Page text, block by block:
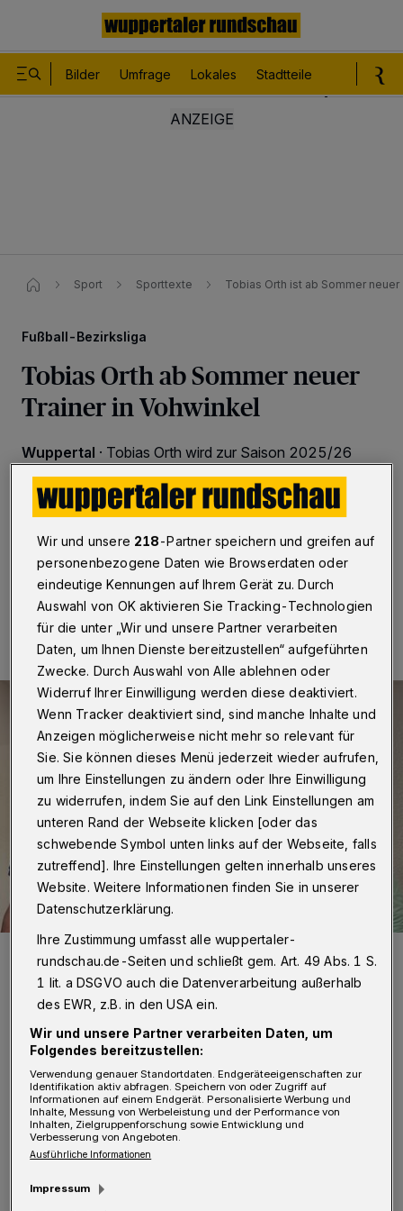
Bilder Umfrage Lokales Stadtteile
Sport Sporttexte Tobias Orth ist ab Sommer
Fußball-Bezirksliga
Tobias Orth ab Sommer neuer
Trainer in Vohwinkel
Wuppertal · Tobias Orth wird zur Saison 2025/26
Chefcoach des Fußball-Bezirksligisten FSV Vohwinkel.
Ab sofort fungiert er als weiterer Co-Trainer neben
Olaf Foit. Bis zum Sommer behält der Sportliche Leiter
31.03.2025 , 21:32 Uhr 2 Minuten Lesezeit
Tobias Orth (li.) und Olaf Foit.
Foto: FSV Vohwinkel
„Ich bin im Sommer 2023 vom Cronenberger
SC in den Fuchsbau zum FSV gewechselt, habe
hier ein gutes Umfeld angetroffen und mich
war es als Spieler und ist es auch weiterhin,
Wir und unsere 218-Partner speichern und greifen auf
personenbezogene Daten wie Browserdaten oder
eindeutige Kennungen auf Ihrem Gerät zu. Durch
Auswahl von OK aktivieren Sie Tracking-Technologien
für die unter „Wir und unsere Partner verarbeiten
Daten, um Ihnen Dienste bereitzustellen“ aufgeführten
Zwecke. Durch Auswahl von Alle ablehnen oder
Widerruf Ihrer Einwilligung werden diese deaktiviert.
Wenn Tracker deaktiviert sind, sind manche Inhalte und
Anzeigen möglicherweise nicht mehr so relevant für
Sie. Sie können dieses Menü jederzeit wieder aufrufen,
um Ihre Einstellungen zu ändern oder Ihre Einwilligung
zu widerrufen, indem Sie auf den Link Einstellungen am
unteren Rand der Webseite klicken [oder das
schwebende Symbol unten links auf der Webseite, falls
zutreffend]. Ihre Einstellungen gelten innerhalb unseres
Website. Weitere Informationen finden Sie in unserer
Datenschutzerklärung.
Ihre Zustimmung umfasst alle wuppertaler-
rundschau.de-Seiten und schließt gem. Art. 49 Abs. 1 S.
1 lit. a DSGVO auch die Datenverarbeitung außerhalb
des EWR, z.B. in den USA ein.
Wir und unsere Partner verarbeiten Daten, um
Folgendes bereitzustellen:
Verwendung genauer Standortdaten. Endgeräteeigenschaften zur
Identifikation aktiv abfragen. Speichern von oder Zugriff auf
Informationen auf einem Endgerät. Personalisierte Werbung und
Inhalte, Messung von Werbeleistung und der Performance von
Inhalten, Zielgruppenforschung sowie Entwicklung und
Verbesserung von Angeboten.
Ausführliche Informationen
Impressum